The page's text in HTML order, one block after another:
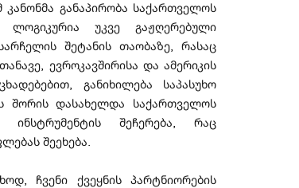
კანონმა განაპირობა საქართველოს
ლოგიკურია უკვე გაჟღერებული
შეტანის თაობაზე, რასაც
ევროკავშირისა და ამერიკის
განიხილება საპასუხო
შორის დასახელდა საქართველოს
ინსტრუმენტის შეჩერება, რაც
შეეხება.
ჩვენი ქვეყნის პარტნიორების